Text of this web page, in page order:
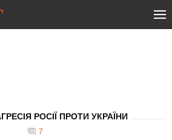
РОСІЇ ПРОТИ УКРАЇНИ
7